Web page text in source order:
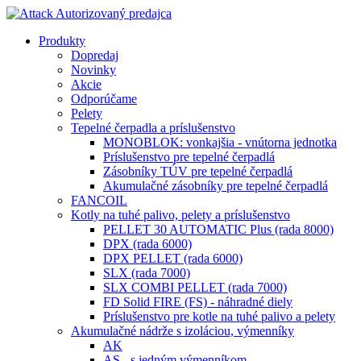
Produkty
Dopredaj
Novinky
Akcie
Odporúčame
Pelety
Tepelné čerpadla a príslušenstvo
MONOBLOK: vonkajšia - vnútorna jednotka
Príslušenstvo pre tepelné čerpadlá
Zásobníky TÚV pre tepelné čerpadlá
Akumulačné zásobníky pre tepelné čerpadlá
FANCOIL
Kotly na tuhé palivo, pelety a príslušenstvo
PELLET 30 AUTOMATIC Plus (rada 8000)
DPX (rada 6000)
DPX PELLET (rada 6000)
SLX (rada 7000)
SLX COMBI PELLET (rada 7000)
FD Solid FIRE (FS) - náhradné diely
Príslušenstvo pre kotle na tuhé palivo a pelety
Akumulačné nádrže s izoláciou, výmenníky
AK